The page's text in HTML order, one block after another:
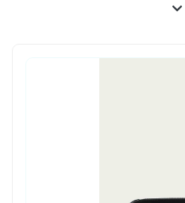
femeile care sunt artiști